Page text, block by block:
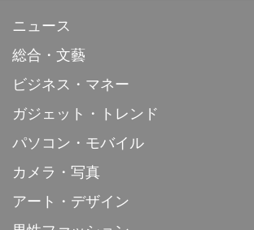
ニュース
総合・文藝
ビジネス・マネー
ガジェット・トレンド
パソコン・モバイル
カメラ・写真
アート・デザイン